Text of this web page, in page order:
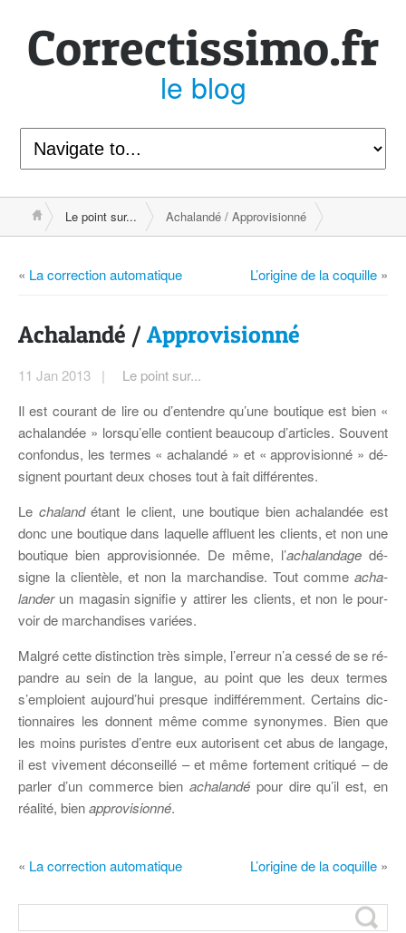
Correctissimo.fr
le blog
Le point sur... Achalandé / Approvisionné
« La correction automatique L’origine de la coquille »
Achalandé / Approvisionné
11 Jan 2013 |
Le point sur...
Il est cou­rant de lire ou d’en­tendre qu’une bou­tique est bien «
acha­lan­dée » lors­qu’elle contient beau­coup d’ar­ticles. Sou­vent
confon­dus, les termes « acha­landé » et « ap­pro­vi­sionné » dé­
si­gnent pour­tant deux choses tout à fait différentes.
Le cha­landétant le client, une bou­tique bien acha­lan­dée est
donc une bou­tique dans la­quelle af­fluent les clients, et non une
bou­tique bien ap­pro­vi­sion­née. De même, l’acha­lan­dage dé­
signe la clien­tèle, et non la mar­chan­dise. Tout comme acha­
lan­derun ma­ga­sin si­gni­fie y at­ti­rer les clients, et non le pour­
voir de mar­chan­dises variées.
Mal­gré cette dis­tinc­tion très simple, l’er­reur n’a cessé de se ré­
pandre au sein de la langue, au point que les deux termes
s’emploient au­jourd’­hui presque in­dif­fé­rem­ment. Cer­tains dic­
tion­naires les donnent même comme sy­no­nymes. Bien que
les moins pu­ristes d’entre eux au­to­risent cet abus de lan­gage,
il est vi­ve­ment dé­con­seillé – et même for­te­ment cri­ti­qué – de
par­ler d’un com­merce bienacha­landé pour dire qu’il est, en
réa­lité, bienap­pro­vi­sionné.
« La correction automatique L’origine de la coquille »